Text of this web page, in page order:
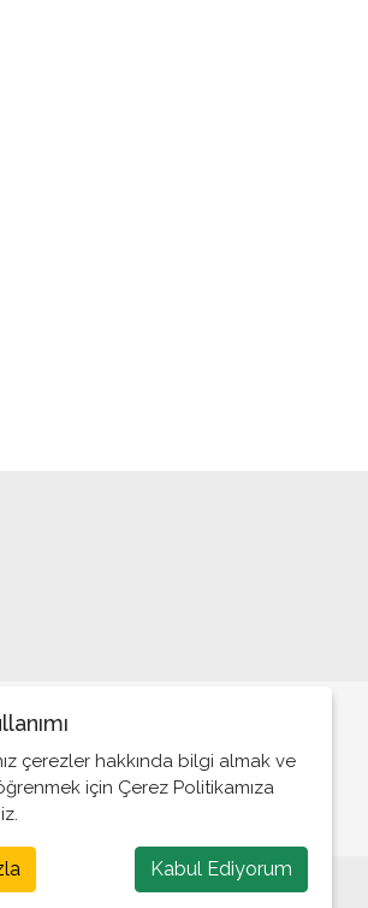
siyasetçi kazandı
turizmi!..
dağıtılması yasaktır.
çerezler hakkında bilgi almak ve
öğrenmek için Çerez Politikamıza
Kabul Ediyorum